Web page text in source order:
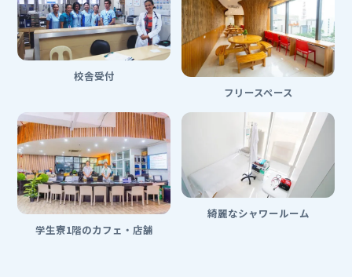
校舎受付
フリースペース
学生寮1階のカフェ・店舗
綺麗なシャワールーム